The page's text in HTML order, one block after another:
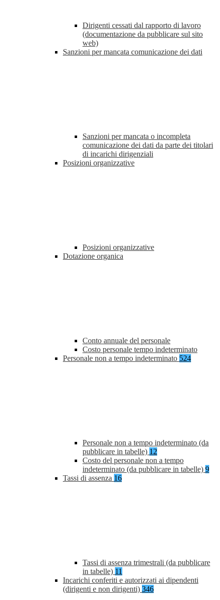
Dirigenti cessati dal rapporto di lavoro
(documentazione da pubblicare sul sito
web)
Sanzioni per mancata comunicazione dei dati
Sanzioni per mancata o incompleta
comunicazione dei dati da parte dei titolari
di incarichi dirigenziali
Posizioni organizzative
Posizioni organizzative
Dotazione organica
Conto annuale del personale
Costo personale tempo indeterminato
Personale non a tempo indeterminato 524
Personale non a tempo indeterminato (da
pubblicare in tabelle) 12
Costo del personale non a tempo
indeterminato (da pubblicare in tabelle) 9
Tassi di assenza 16
Tassi di assenza trimestrali (da pubblicare
in tabelle) 11
Incarichi conferiti e autorizzati ai dipendenti
(dirigenti e non dirigenti) 346